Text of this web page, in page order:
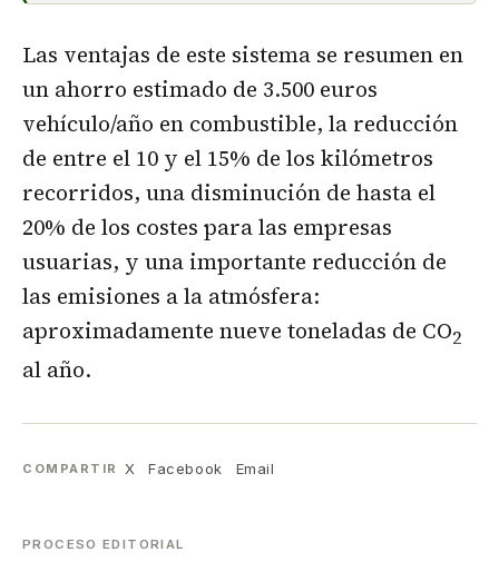
Las ventajas de este sistema se resumen en
un ahorro estimado de 3.500 euros
vehículo/año en combustible, la reducción
de entre el 10 y el 15% de los kilómetros
recorridos, una disminución de hasta el
20% de los costes para las empresas
usuarias, y una importante reducción de
las emisiones a la atmósfera:
aproximadamente nueve toneladas de CO2
al año.
COMPARTIR X Facebook Email
PROCESO EDITORIAL